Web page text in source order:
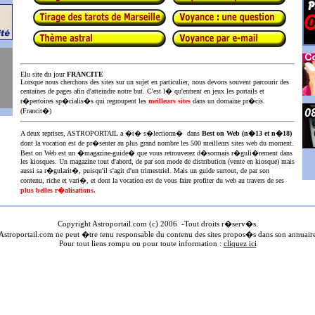
Elu site du jourFRANCITE
Lorsque nous cherchons des sites sur un sujet en particulier, nous devons souvent parcourir des
centaines de pages afin d'atteindre notre but. C'est l� qu'entrent en jeux les portails et
r�pertoires sp�cialis�s qui regroupent les meilleurs sites dans un domaine pr�cis.
(Francit�)
A deux reprises, ASTROPORTAIL a �t� s�lectionn� dans Best on Web (n�13 et n�18)
dont la vocation est de pr�senter au plus grand nombre les 500 meilleurs sites web du moment.
Best on Web est un �magazine-guide� que vous retrouverez d�sormais r�guli�rement dans
les kiosques. Un magazine tout d'abord, de par son mode de distribution (vente en kiosque) mais
aussi sa r�gularit�, puisqu'il s'agit d'un trimestriel. Mais un guide surtout, de par son
contenu, riche et vari�, et dont la vocation est de vous faire profiter du web au travers de ses
plus belles r�alisations.
Copyright Astroportail.com (c) 2006 -Tout droits r�serv�s.
ne peut �tre tenu responsable du contenu des sites propos�s dans son
Pour tout liens rompu ou pour toute information : cliquez ici